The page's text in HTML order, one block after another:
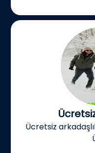
Ücretsiz